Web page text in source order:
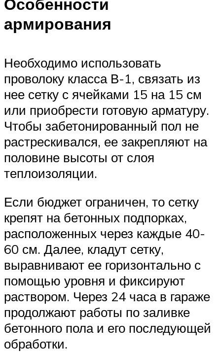
Особенности
армирования
Необходимо использовать
проволоку класса В-1, связать из
нее сетку с ячейками 15 на 15 см
или приобрести готовую арматуру.
Чтобы забетонированный пол не
растрескивался, ее закрепляют на
половине высоты от слоя
теплоизоляции.
Если бюджет ограничен, то сетку
крепят на бетонных подпорках,
расположенных через каждые 40-
60 см. Далее, кладут сетку,
выравнивают ее горизонтально с
помощью уровня и фиксируют
раствором. Через 24 часа в гараже
продолжают работы по заливке
бетонного пола и его последующей
обработки.